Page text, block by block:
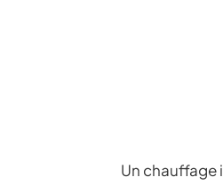
Un chauffage